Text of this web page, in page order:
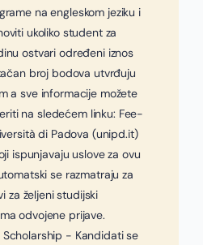
na engleskom jeziku i
ukoliko student za
ostvari određeni iznos
broj bodova utvrđuju
a sve informacije možete
na sledećem linku: Fee-
di Padova (unipd.it)
ispunjavaju uslove za ovu
se razmatraju za
za željeni studijski
odvojene prijave.
- Kandidati se